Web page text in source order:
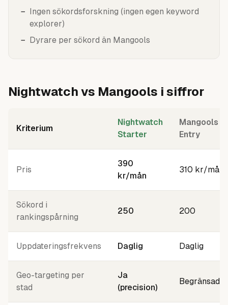
− Ingen sökordsforskning (ingen egen keyword
explorer)
− Dyrare per sökord än Mangools
Nightwatch vs Mangools i siffror
Kriterium
Nightwatch
Starter
Mangools
Entry
Pris
390
kr/mån
310 kr/mån
Sökord i
rankingspårning
250 200
Uppdateringsfrekvens Daglig Daglig
Geo-targeting per
stad
Ja
(precision)
Begränsad